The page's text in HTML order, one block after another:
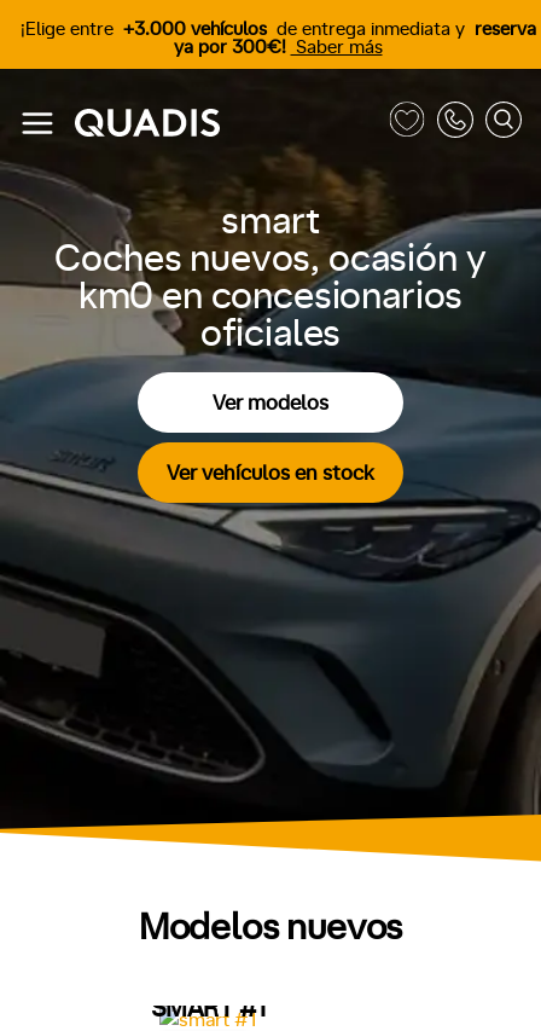
¡Elige entre +3.000 vehículos de entrega inmediata y reserva
ya por 300€! Saber más
smart
Coches nuevos, ocasión y
km0 en concesionarios
oficiales
Ver modelos
Ver vehículos en stock
Modelos nuevos
SMART #1